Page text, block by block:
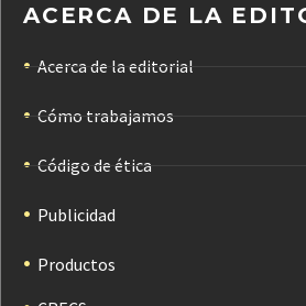
ACERCA DE LA
Acerca de la editorial
Cómo trabajamos
Código de ética
Publicidad
Productos